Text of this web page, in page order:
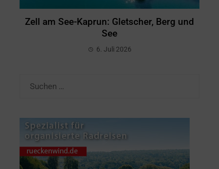
Zell am See-Kaprun: Gletscher, Berg und
See
6. Juli 2026